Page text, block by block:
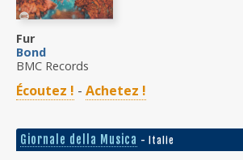
Fur
Bond
BMC Records
Écoutez ! - Achetez !
Giornale della Musica - Italie